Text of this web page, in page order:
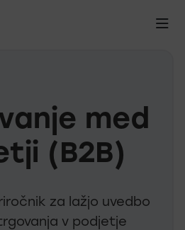
med
(B2B)
za lažjo uvedbo
v podjetje